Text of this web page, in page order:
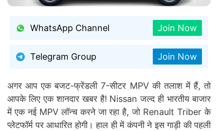
WhatsApp Channel Join Now
Telegram Group Join Now
अगर आप एक बजट-फ्रेंडली 7-सीटर MPV की तलाश में हैं, तो
आपके लिए एक शानदार खबर है! Nissan जल्द ही भारतीय बाजार
में एक नई MPV लॉन्च करने जा रहा है, जो Renault Triber के
प्लेटफॉर्म पर आधारित होगी। हाल ही में कंपनी ने इस गाड़ी की पहली